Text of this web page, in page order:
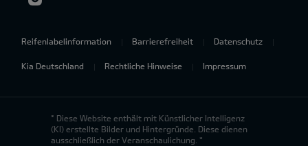
Reifenlabelinformation Barrierefreiheit Datenschutz
Kia Deutschland Rechtliche Hinweise Impressum
* Diese Website enthält mit Künstlicher Intelligenz
(KI) erstellte Bilder und Hintergründe. Diese dienen
ausschließlich der Veranschaulichung. *